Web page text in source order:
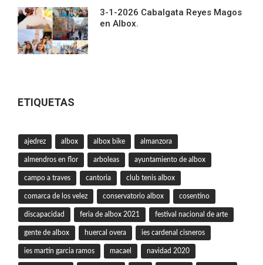
3-1-2026 Cabalgata Reyes Magos
en Albox.
ETIQUETAS
ajedrez albox albox bike almanzora
almendros en flor arboleas ayuntamiento de albox
campo a traves cantoria club tenis albox
comarca de los velez conservatorio albox cosentino
discapacidad feria de albox 2021 festival nacional de arte
gente de albox huercal overa ies cardenal cisneros
ies martin garcia ramos macael navidad 2020